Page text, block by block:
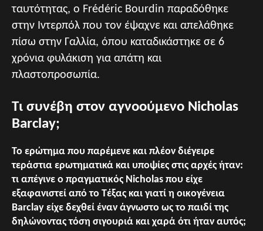
ταυτότητας, ο Frédéric Bourdin παραδόθηκε
στην Ιντερπόλ που τον έψαχνε και απελάθηκε
πίσω στην Γαλλία, όπου καταδικάστηκε σε 6
χρόνια φυλάκιση για απάτη και
πλαστοπροσωπία.
Τι συνέβη στον αγνοούμενο Nicholas
Barclay;
Το ερώτημα που παρέμενε και πλέον διέγειρε
τεράστια ερωτηματικά και υποψίες στις αρχές ήταν:
τι απέγινε ο πραγματικός Nicholas που είχε
εξαφανιστεί από το Τέξας και γιατί η οικογένεια
Barclay είχε δεχθεί έναν άγνωστο ως το παιδί της
δηλώνοντας τόση σιγουριά και χαρά ότι ήταν αυτός;